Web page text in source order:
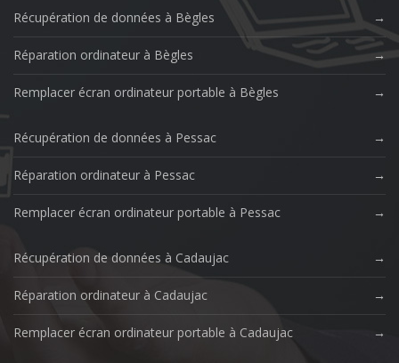
Récupération de données à Bègles
Réparation ordinateur à Bègles
Remplacer écran ordinateur portable à Bègles
Récupération de données à Pessac
Réparation ordinateur à Pessac
Remplacer écran ordinateur portable à Pessac
Récupération de données à Cadaujac
Réparation ordinateur à Cadaujac
Remplacer écran ordinateur portable à Cadaujac